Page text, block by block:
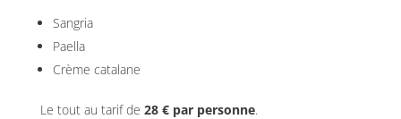
Sangria
Paella
Crème catalane
Le tout au tarif de 28 € par personne.